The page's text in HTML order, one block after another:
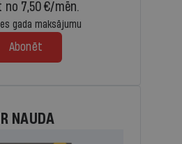
no 7,50 €/mēn.
gada maksājumu
Abonēt
IR NAUDA